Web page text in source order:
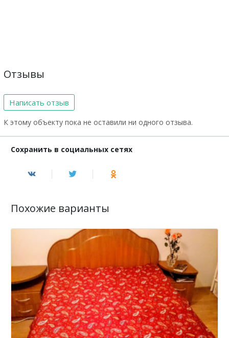
Отзывы
Написать отзыв
К этому объекту пока не оставили ни одного отзыва.
Сохранить в социальных сетях
Похожие варианты